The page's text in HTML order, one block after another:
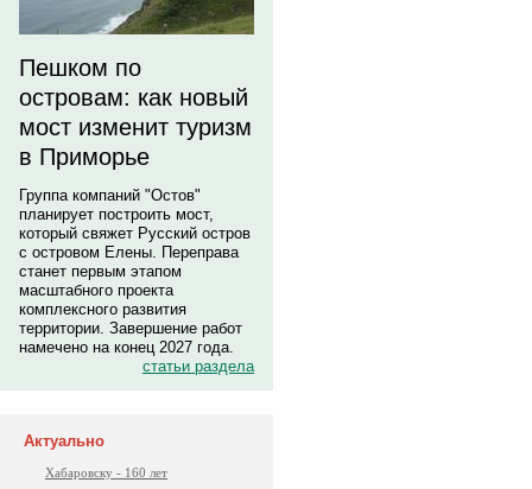
Пешком по
островам: как новый
мост изменит туризм
в Приморье
Группа компаний "Остов"
планирует построить мост,
который свяжет Русский остров
с островом Елены. Переправа
станет первым этапом
масштабного проекта
комплексного развития
территории. Завершение работ
намечено на конец 2027 года.
статьи раздела
Актуально
Хабаровску - 160 лет